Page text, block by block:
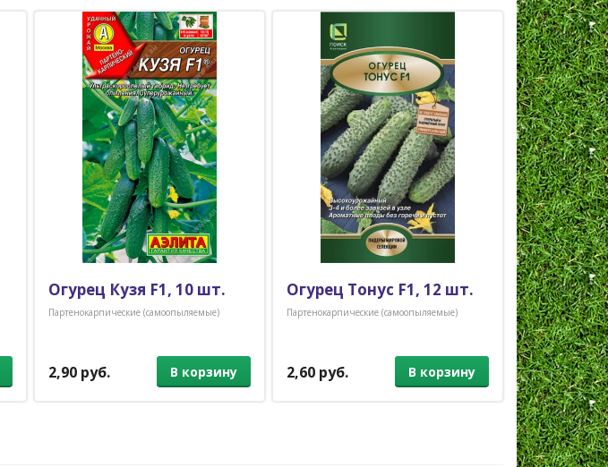
Огурец Кузя F1, 10 шт.
Партенокарпические (самоопыляемые)
2,90 руб. В корзину
Огурец Тонус F1, 12 шт.
Партенокарпические (самоопыляемые)
2,60 руб. В корзину
Огурец
3,90 руб.